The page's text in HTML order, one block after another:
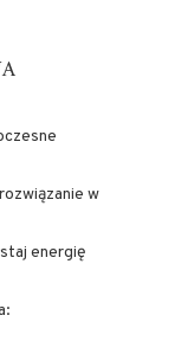
w
energię